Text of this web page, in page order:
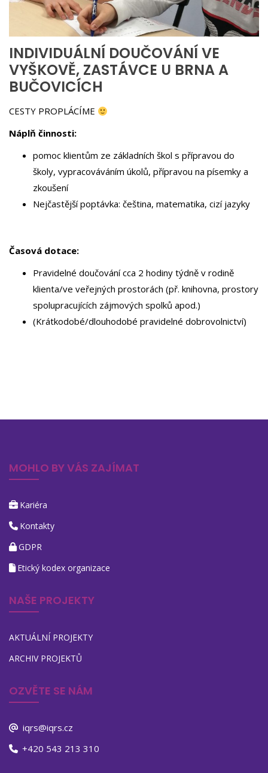
INDIVIDUÁLNÍ DOUČOVÁNÍ VE
VYŠKOVĚ, ZASTÁVCE U BRNA A
BUČOVICÍCH
CESTY PROPLÁCÍME
Náplň činnosti:
pomoc klientům ze základních škol s přípravou do
školy, vypracováváním úkolů, přípravou na písemky a
zkoušení
Nejčastější poptávka: čeština, matematika, cizí jazyky
Časová dotace:
Pravidelné doučování cca 2 hodiny týdně v rodině
klienta/ve veřejných prostorách (př. knihovna, prostory
spolupracujících zájmových spolků apod.)
(Krátkodobé/dlouhodobé pravidelné dobrovolnictví)
MOHLO BY VÁS ZAJÍMAT
Kariéra
Kontakty
GDPR
Etický kodex organizace
NAŠE PROJEKTY
AKTUÁLNÍ PROJEKTY
ARCHIV PROJEKTŮ
OZVĚTE SE NÁM
iqrs@iqrs.cz
+420 543 213 310